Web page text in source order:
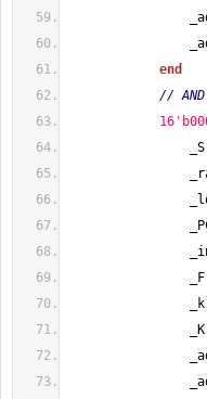
end
// AND
1
_S
_F
_k
_K